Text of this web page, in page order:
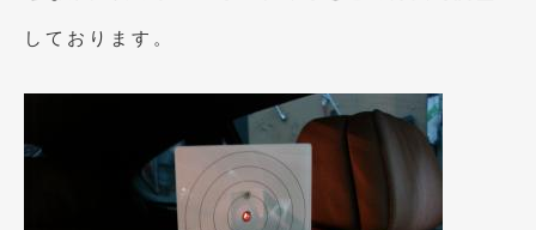
しております。